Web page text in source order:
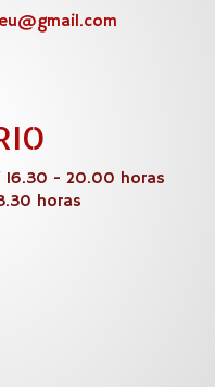
gmail.com
16.30 - 20.00 horas
horas